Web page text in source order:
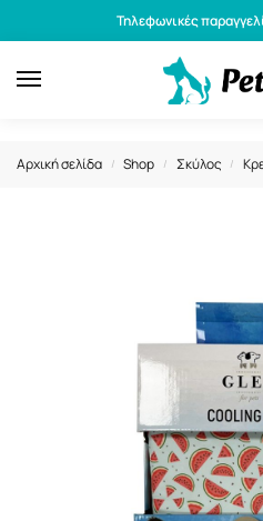
Τηλεφωνικές
Αρχική σελίδα / Shop / Σκύλος /